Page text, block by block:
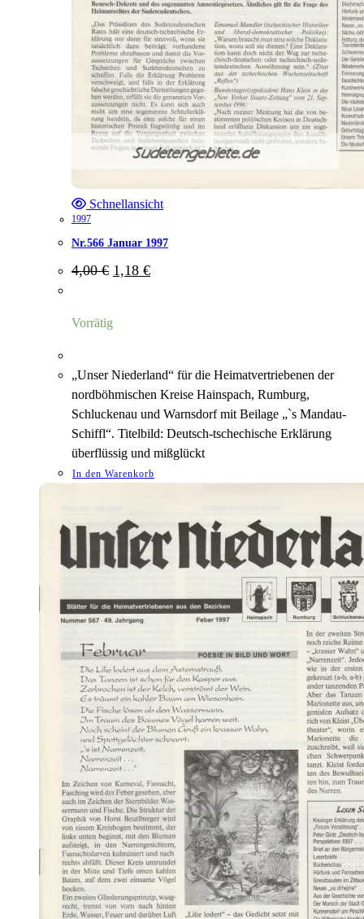
Schnellansicht
1997
Nr.566 Januar 1997
4,00€ Ursprünglicher
Preis
1,18 €Aktueller
Preis
Vorrätig
„Unser Niederland“ für die Heimatvertriebenen der
nordböhmischen Kreise Hainspach, Rumburg,
Schluckenau und Warnsdorf mit Beilage „`s Mandau-
Schiffl“. Titelbild: Deutsch-tschechische Erklärung
überflüssig und mißglückt
In den Warenkorb